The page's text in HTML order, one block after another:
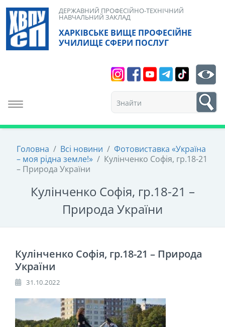
Skip
content
ХАРКІВСЬКЕ ВИЩЕ ПРОФЕСІЙНЕ
УЧИЛИЩЕ СФЕРИ ПОСЛУГ
ДЕРЖАВНИЙ ПРОФЕСІЙНО-ТЕХНІЧНИЙ
НАВЧАЛЬНИЙ ЗАКЛАД
Toggle navigation
1
Головна / Всі новини / Фотовиставка «Україна
– моя рідна земле!» / Кулінченко Софія, гр.18-21
– Природа України
Кулінченко Софія, гр.18-21 –
Природа України
Кулінченко Софія, гр.18-21 – Природа
України
31.10.2022